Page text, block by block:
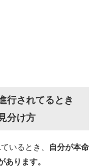
されてるのが辛い
行されてるとき
分け方
いるとき、
自分が本命
あります。